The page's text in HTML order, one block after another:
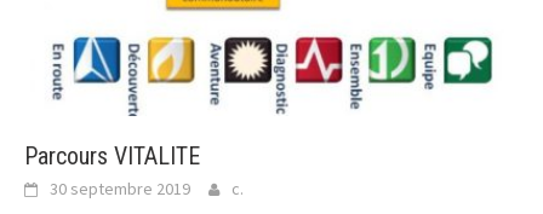
Parcours VITALITE
30 septembre 2019 c.